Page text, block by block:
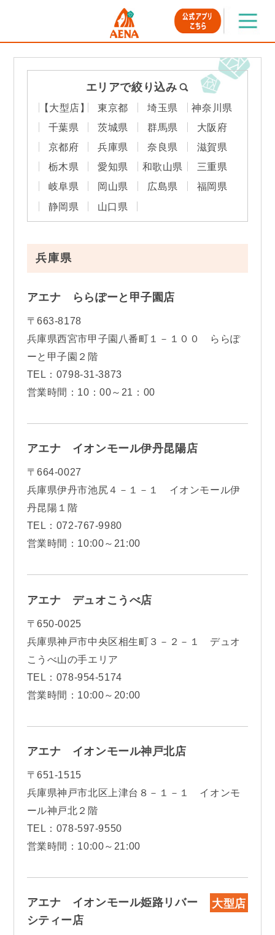
エリアで絞り込み
【大型店】 東京都 埼玉県
神奈川県
千葉県
茨城県 群馬県
大阪府
京都府
兵庫県 奈良県
滋賀県
栃木県
愛知県 和歌山県
三重県
岐阜県
岡山県 広島県
福岡県
静岡県
山口県
兵庫県
アエナ ららぽーと甲子園店
〒663-8178
兵庫県西宮市甲子園八番町１－１００ ららぽ
ーと甲子園２階
TEL：0798-31-3873
営業時間：10：00～21：00
アエナ イオンモール伊丹昆陽店
〒664-0027
兵庫県伊丹市池尻４－１－１ イオンモール伊
丹昆陽１階
TEL：072-767-9980
営業時間：10:00～21:00
アエナ デュオこうべ店
〒650-0025
兵庫県神戸市中央区相生町３－２－１ デュオ
こうべ山の手エリア
TEL：078-954-5174
営業時間：10:00～20:00
アエナ イオンモール神戸北店
〒651-1515
兵庫県神戸市北区上津台８－１－１ イオンモ
ール神戸北２階
TEL：078-597-9550
営業時間：10:00～21:00
アエナ イオンモール姫路リバー
シティー店
大型店